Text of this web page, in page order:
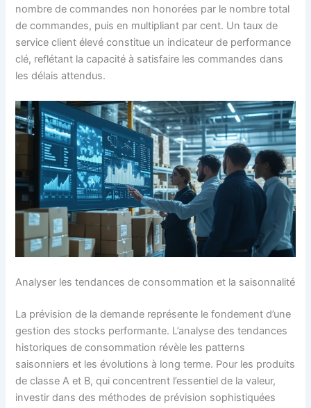
nombre de commandes non honorées par le nombre total
de commandes, puis en multipliant par cent. Un taux de
service client élevé constitue un indicateur de performance
clé, reflétant la capacité à satisfaire les commandes dans
les délais attendus.
Analyser les tendances de consommation et la saisonnalité
La prévision de la demande représente le fondement d’une
gestion des stocks performante. L’analyse des tendances
historiques de consommation révèle les patterns
saisonniers et les évolutions à long terme. Pour les produits
de classe A et B, qui concentrent l’essentiel de la valeur,
investir dans des méthodes de prévision sophistiquées